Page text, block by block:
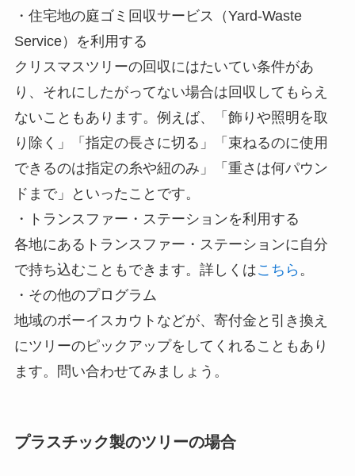
・住宅地の庭ゴミ回収サービス（Yard-Waste
Service）を利用する
クリスマスツリーの回収にはたいてい条件があ
り、それにしたがってない場合は回収してもらえ
ないこともあります。例えば、「飾りや照明を取
り除く」「指定の長さに切る」「束ねるのに使用
できるのは指定の糸や紐のみ」「重さは何パウン
ドまで」といったことです。
・トランスファー・ステーションを利用する
各地にあるトランスファー・ステーションに自分
で持ち込むこともできます。詳しくはこちら 。
・その他のプログラム
地域のボーイスカウトなどが、寄付金と引き換え
にツリーのピックアップをしてくれることもあり
ます。問い合わせてみましょう。
プラスチック製のツリーの場合